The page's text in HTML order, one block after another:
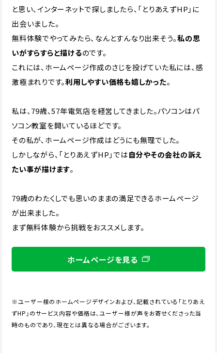
と思い、インターネットで探しましたら、「とりあえずHP」に
出会いました。
無料体験でやってみたら、なんとすんなり出来そう。私の思
いがすらすらと描けるのです。
これには、ホームページ作成のさじを投げていた私には、感
激極まれりです。利用しやすい価格も嬉しかった。
私は、79歳、57年電気店を経営してきました。パソコンはパ
ソコン教室を開いているほどです。
その私が、ホームページ作成はどうにも無理でした。
しかしながら、「とりあえずHP」では自分やその会社の訴え
たい事が描けます。
79歳のわたくしでも思いのままの満足できるホームページ
が出来ました。
まず無料体験から挑戦をおススメします。
ホームページを見る
※ユーザー様のホームページデザインおよび、記載されている「とりあえ
ずHP」のサービス内容や価格は、ユーザー様が声をお寄せくださった当
時のものであり、現在とは異なる場合がございます。